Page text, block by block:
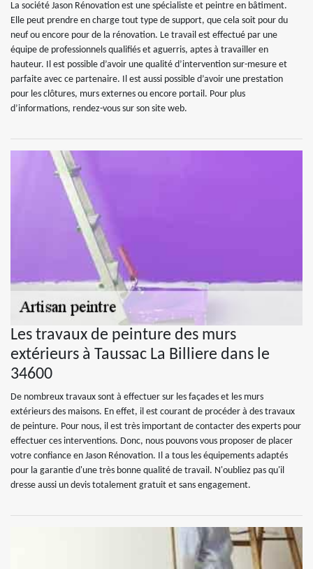
La société Jason Rénovation est une spécialiste et peintre en bâtiment.
Elle peut prendre en charge tout type de support, que cela soit pour du
neuf ou encore pour de la rénovation. Le travail est effectué par une
équipe de professionnels qualifiés et aguerris, aptes à travailler en
hauteur. Il est possible d’avoir une qualité d’intervention sur-mesure et
parfaite avec ce partenaire. Il est aussi possible d’avoir une prestation
pour les clôtures, murs externes ou encore portail. Pour plus
d’informations, rendez-vous sur son site web.
Les travaux de peinture des murs
extérieurs à Taussac La Billiere dans le
34600
De nombreux travaux sont à effectuer sur les façades et les murs
extérieurs des maisons. En effet, il est courant de procéder à des travaux
de peinture. Pour nous, il est très important de contacter des experts pour
effectuer ces interventions. Donc, nous pouvons vous proposer de placer
votre confiance en Jason Rénovation. Il a tous les équipements adaptés
pour la garantie d'une très bonne qualité de travail. N'oubliez pas qu'il
dresse aussi un devis totalement gratuit et sans engagement.